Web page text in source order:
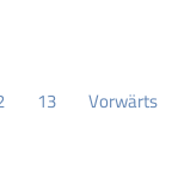
13
Vorwärts